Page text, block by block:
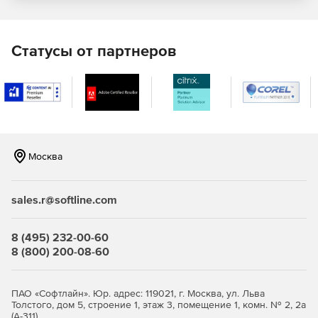
Возможность отметить модель как избранную.
Группы
автомобиля в системе представляет собой
единой семизначной нумерации деталей,
установленной на всех автомобильных заводах.
Статусы от партнеров
Москва
sales.r@softline.com
8 (495) 232-00-60
8 (800) 200-08-60
ПАО «Софтлайн». Юр. адрес: 119021, г. Москва, ул. Льва
Толстого, дом 5, строение 1, этаж 3, помещение 1, комн. № 2, 2а